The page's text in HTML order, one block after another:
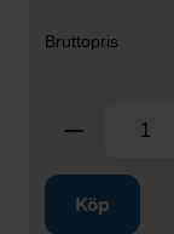
Ta bort
Köp